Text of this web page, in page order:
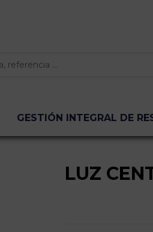
GESTIÓN INTEGRAL DE
LUZ